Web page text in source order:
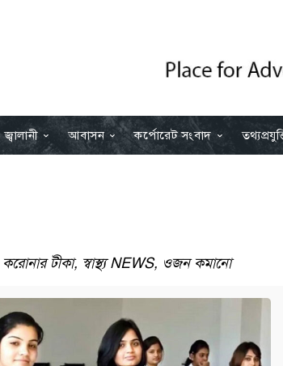
আবাসন কর্পোরেট সংবাদ
করোনার টীকা, স্বাস্থ্য NEWS, ওজন কমানো